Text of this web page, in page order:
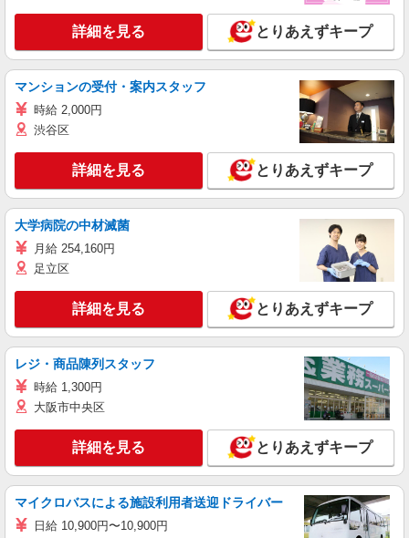
詳細を見る とりあえずキープ
マンションの受付・案内スタッフ
時給 2,000円
渋谷区
詳細を見る とりあえずキープ
大学病院の中材滅菌
月給 254,160円
足立区
詳細を見る とりあえずキープ
レジ・商品陳列スタッフ
時給 1,300円
大阪市中央区
詳細を見る とりあえずキープ
マイクロバスによる施設利用者送迎ドライバー
日給 10,900円〜10,900円